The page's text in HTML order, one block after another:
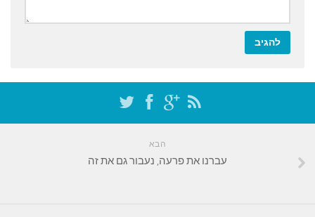
הבא
עברנו את פרעה, נעבור גם את זה